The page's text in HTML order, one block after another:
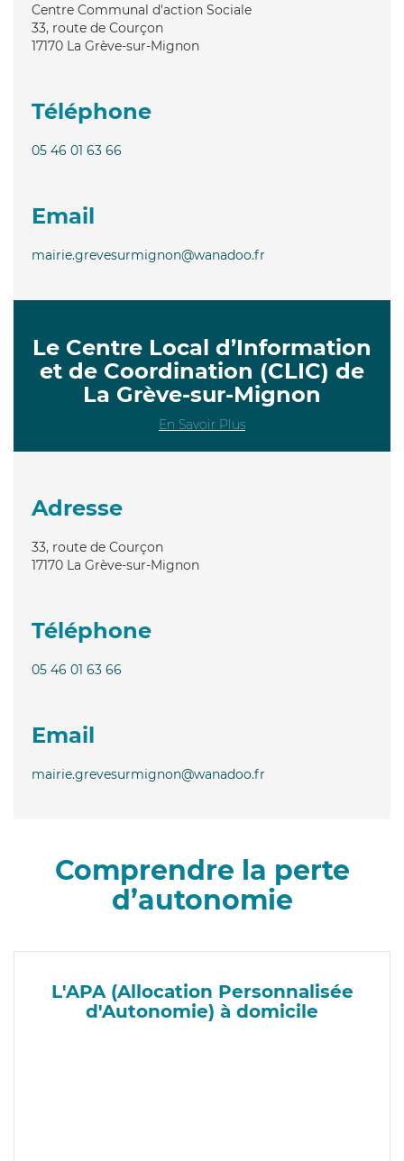
Centre Communal d'action Sociale
33, route de Courçon
17170 La Grève-sur-Mignon
Téléphone
05 46 01 63 66
Email
mairie.grevesurmignon@wanadoo.fr
Le Centre Local d’Information
et de Coordination (CLIC) de
La Grève-sur-Mignon
En Savoir Plus
Adresse
33, route de Courçon
17170 La Grève-sur-Mignon
Téléphone
05 46 01 63 66
Email
mairie.grevesurmignon@wanadoo.fr
Comprendre la perte
d’autonomie
L'APA (Allocation Personnalisée
d'Autonomie) à domicile